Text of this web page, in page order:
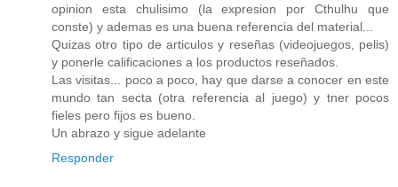
opinion esta chulisimo (la expresion por Cthulhu que
conste) y ademas es una buena referencia del material...
Quizas otro tipo de articulos y reseñas (videojuegos, pelis)
y ponerle calificaciones a los productos reseñados.
Las visitas... poco a poco, hay que darse a conocer en este
mundo tan secta (otra referencia al juego) y tner pocos
fieles pero fijos es bueno.
Un abrazo y sigue adelante
Responder